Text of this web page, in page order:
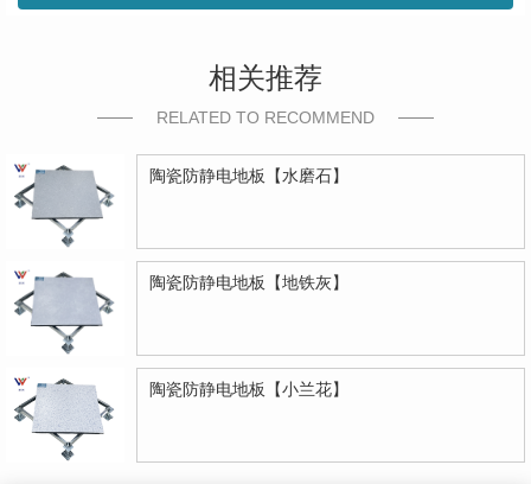
相关推荐
RELATED TO RECOMMEND
陶瓷防静电地板【水磨石】
陶瓷防静电地板【地铁灰】
陶瓷防静电地板【小兰花】